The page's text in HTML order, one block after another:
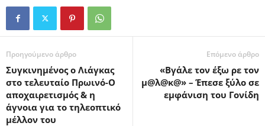
Προηγούμενο άρθρο
Συγκινημένος ο Λιάγκας
στο τελευταίο Πρωινό-Ο
αποχαιρετισμός & η
άγνοια για το τηλεοπτικό
μέλλον του
Επόμενο άρθρο
«Βγάλε τον έξω ρε τον
μ@λ@κ@» – Έπεσε ξύλο σε
εμφάνιση του Γονίδη